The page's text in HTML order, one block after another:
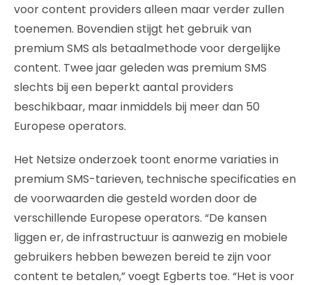
voor content providers alleen maar verder zullen
toenemen. Bovendien stijgt het gebruik van
premium SMS als betaalmethode voor dergelijke
content. Twee jaar geleden was premium SMS
slechts bij een beperkt aantal providers
beschikbaar, maar inmiddels bij meer dan 50
Europese operators.
Het Netsize onderzoek toont enorme variaties in
premium SMS-tarieven, technische specificaties en
de voorwaarden die gesteld worden door de
verschillende Europese operators. “De kansen
liggen er, de infrastructuur is aanwezig en mobiele
gebruikers hebben bewezen bereid te zijn voor
content te betalen,” voegt Egberts toe. “Het is voor